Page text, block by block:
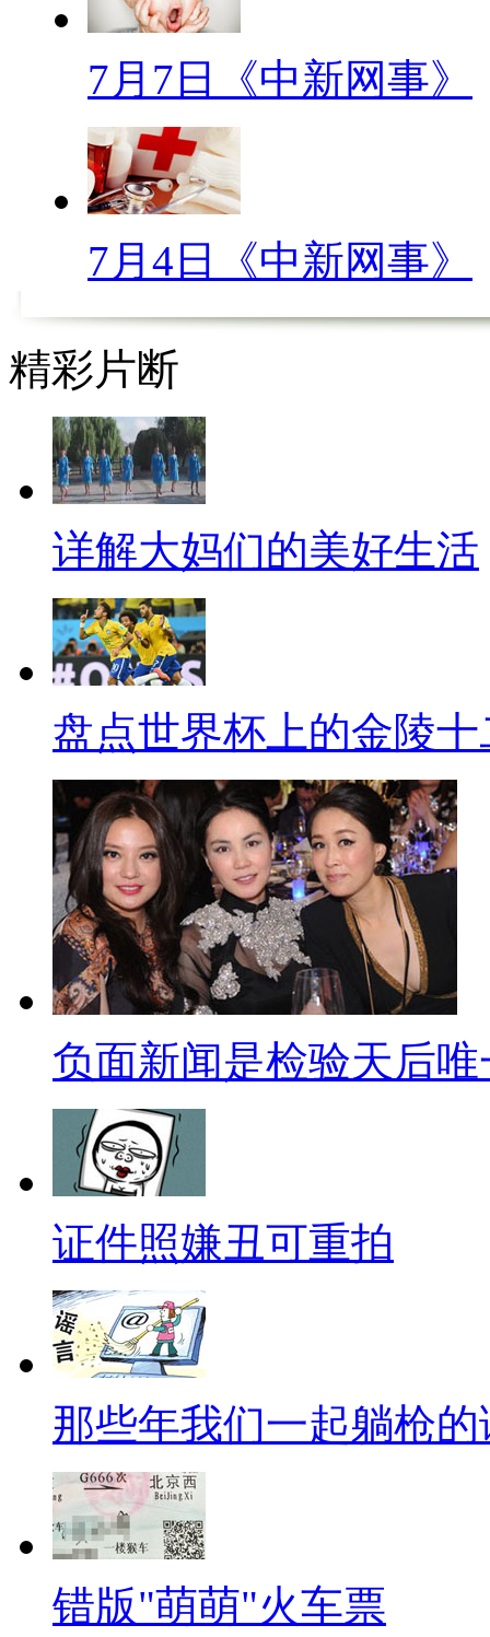
真是让人分不清真伪。微信圈
钱整倒骗子等等等等，这些谣
吧，请用手托起你的下巴颏儿
了！
就拿这微信圈里点赞扣费来
清过，但还是有不少人信以为
支付接口。那些被扣费的都是
的增值业务造成的，比如，为
报酬，只要你回复短信就代表
第三方接口，所以您就放心好
大胆点他32个赞吧！
骗子这么可恨，自然就有人
这招你一定记在心里了吧？是
你就用这招儿让他吃不了兜着
账，金额小于10元，手续费都
汇1分钱，每次2元手续费，直
银行柜面操作，柜台工作人员
加以限制；而且“1分钱转账整
里得有余额才行，而大多数骗
余额！
其他像什么牙膏底部细节可
生产线上的电子定位眼而已；
收款机的自带计税功能都不会
是虾、微波炉致癌等等，在我
谣，以后再看到这样的谣言，
言榜，解说到相应谣言做闪动效
【口播】很多小伙伴都说啊
然大悟的感觉，同时也觉得自
经信以为真的谣言披着科学、
当受骗，想要提高自己的防骗
过我们的每一期节目，让我们
有滋生的空间！
【呱呱来吐槽】
80后已为人父母，90后已踏
7月7日《中新网事》
7月4日《中新网事》
精彩片断
详解大妈们的美好生活
盘点世界杯上的金陵十
负面新闻是检验天后
证件照嫌丑可重拍
那些年我们一起躺枪的
错版"萌萌"火车票